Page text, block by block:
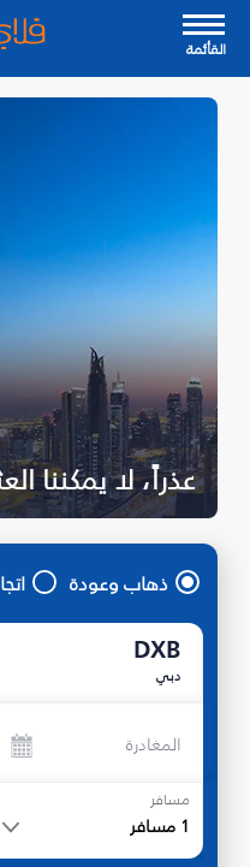
القأئمة
عذراً، لا يمكننا
ذهاب وعودة
DXB
دبي
المغادرة
مسافر
1 مسافر